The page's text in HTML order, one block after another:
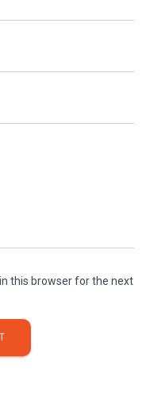
this browser for the next